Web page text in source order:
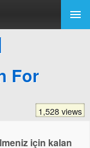
For
1,528 views
için kalan